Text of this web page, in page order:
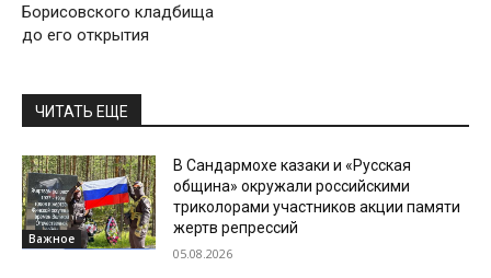
Борисовского кладбища
до его открытия
ЧИТАТЬ ЕЩЕ
Важное
В Сандармохе казаки и «Русская
община» окружали российскими
триколорами участников акции памяти
жертв репрессий
05.08.2026